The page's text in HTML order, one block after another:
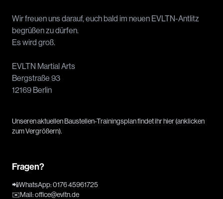
Wir freuen uns darauf, euch bald im neuen EVLTN-Antlitz
begrüßen zu dürfen.
Es wird groß.
EVLTN Martial Arts
Bergstraße 93
12169 Berlin
Unseren aktuellen Baustellen-Trainingsplan findet ihr hier (anklicken
zum Vergrößern).
Fragen?
📲WhatsApp:0176 45961725
✉️Mail:office@evltn.de